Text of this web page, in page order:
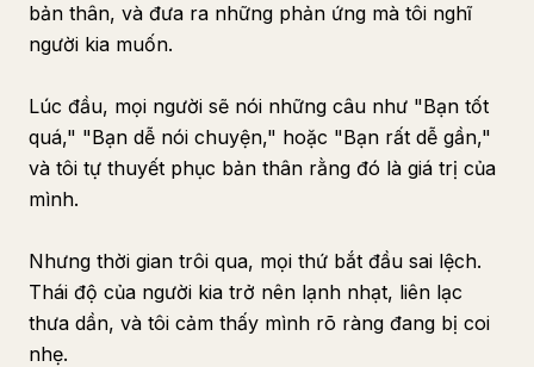
bản thân, và đưa ra những phản ứng mà tôi nghĩ
người kia muốn.
Lúc đầu, mọi người sẽ nói những câu như "Bạn tốt
quá," "Bạn dễ nói chuyện," hoặc "Bạn rất dễ gần,"
và tôi tự thuyết phục bản thân rằng đó là giá trị của
mình.
Nhưng thời gian trôi qua, mọi thứ bắt đầu sai lệch.
Thái độ của người kia trở nên lạnh nhạt, liên lạc
thưa dần, và tôi cảm thấy mình rõ ràng đang bị coi
nhẹ.